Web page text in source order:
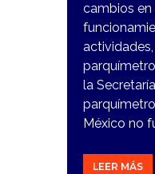
cambios en
la
México no
LEER MÁS